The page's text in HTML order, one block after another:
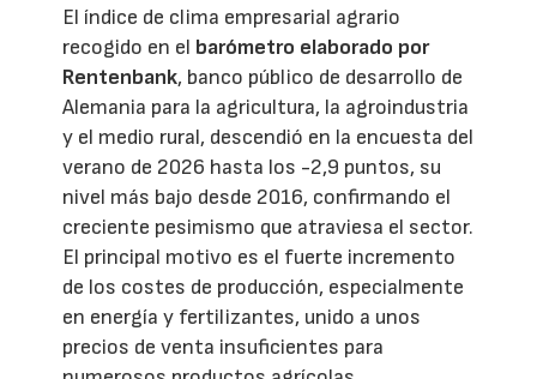
El índice de clima empresarial agrario
recogido en el barómetro elaborado por
Rentenbank, banco público de desarrollo de
Alemania para la agricultura, la agroindustria
y el medio rural, descendió en la encuesta del
verano de 2026 hasta los -2,9 puntos, su
nivel más bajo desde 2016, confirmando el
creciente pesimismo que atraviesa el sector.
El principal motivo es el fuerte incremento
de los costes de producción, especialmente
en energía y fertilizantes, unido a unos
precios de venta insuficientes para